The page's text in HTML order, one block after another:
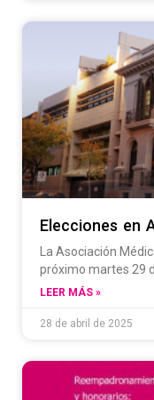
Elecciones en
La Asociación
próximo martes 29
LEER MÁS »
28 de abril de 2025